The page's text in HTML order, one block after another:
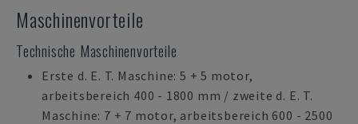
Maschinenvorteile
Technische Maschinenvorteile
Erste d. E. T. Maschine: 5 + 5 motor,
arbeitsbereich 400 - 1800 mm / zweite d. E. T.
Maschine: 7 + 7 motor, arbeitsbereich 600 - 2500